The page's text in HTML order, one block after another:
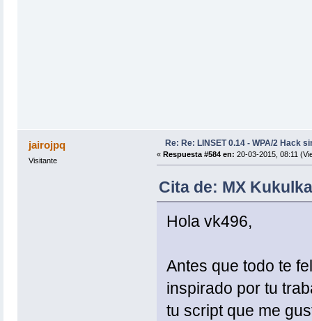
jairojpq
Visitante
Re: Re: LINSET 0.14 - WPA/2 Hack
« Respuesta #584 en: 20-03-2015, 08:11
Cita de: MX
Hola vk496,
Antes que todo te
inspirado por tu
tu script que me